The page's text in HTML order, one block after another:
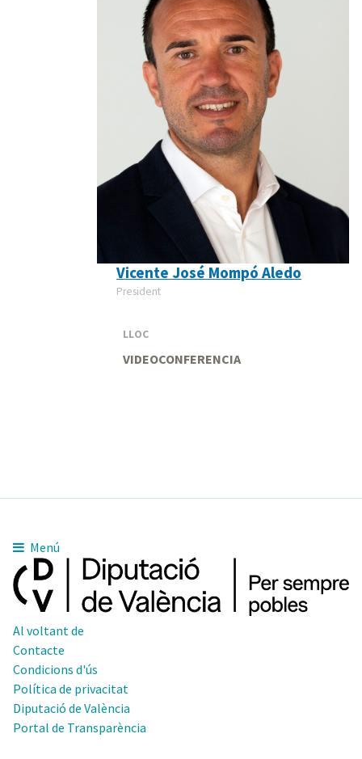
Vicente José Mompó Aledo
President
LLOC
VIDEOCONFERENCIA
Menú
Al voltant de
Contacte
Condicions d'ús
Política de privacitat
Diputació de València
Portal de Transparència